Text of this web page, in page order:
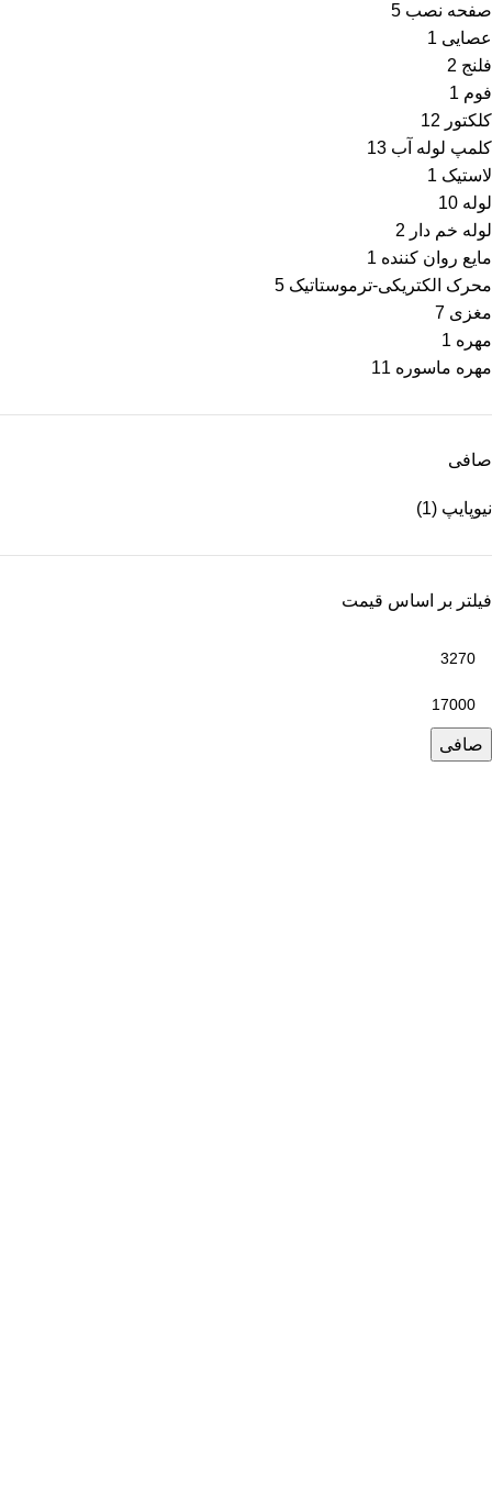
صفحه نصب 5
عصایی 1
فلنج 2
فوم 1
کلکتور 12
کلمپ لوله آب 13
لاستیک 1
لوله 10
لوله خم دار 2
مایع روان کننده 1
محرک الكتریكی-ترموستاتیک 5
مغزی 7
مهره 1
مهره ماسوره 11
صافی
نیوپایپ (1)
فیلتر بر اساس قیمت
صافی